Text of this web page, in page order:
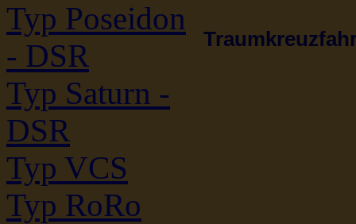
Typ Poseidon
- DSR
Typ Saturn -
DSR
Typ VCS
Typ RoRo